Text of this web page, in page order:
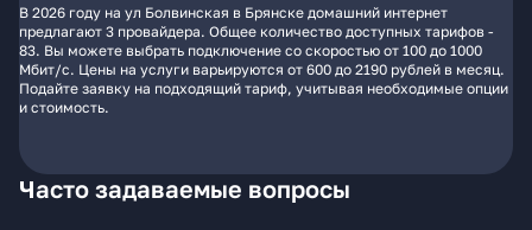
В 2026 году на ул Болвинская в Брянске домашний интернет
предлагают 3 провайдера. Общее количество доступных тарифов -
83. Вы можете выбрать подключение со скоростью от 100 до 1000
Мбит/с. Цены на услуги варьируются от 600 до 2190 рублей в месяц.
Подайте заявку на подходящий тариф, учитывая необходимые опции
и стоимость.
Часто задаваемые вопросы